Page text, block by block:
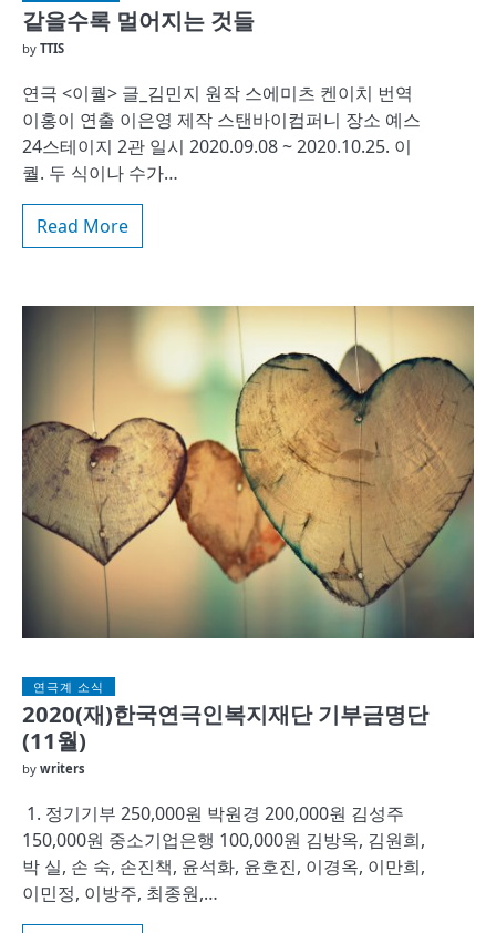
같을수록 멀어지는 것들
by TTIS
연극 <이퀄> 글_김민지 원작 스에미츠 켄이치 번역
이홍이 연출 이은영 제작 스탠바이컴퍼니 장소 예스
24스테이지 2관 일시 2020.09.08 ~ 2020.10.25. 이
퀄. 두 식이나 수가…
Read More
연극계 소식
2020(재)한국연극인복지재단 기부금명단
(11월)
by writers
1. 정기기부 250,000원 박원경 200,000원 김성주
150,000원 중소기업은행 100,000원 김방옥, 김원희,
박 실, 손 숙, 손진책, 윤석화, 윤호진, 이경옥, 이만희,
이민정, 이방주, 최종원,…